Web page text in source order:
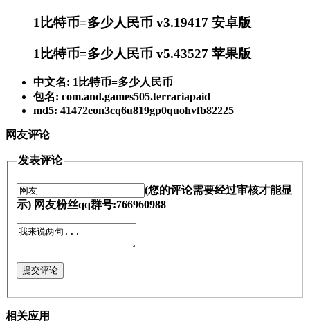
1比特币=多少人民币 v3.19417 安卓版
1比特币=多少人民币 v5.43527 苹果版
中文名: 1比特币=多少人民币
包名: com.and.games505.terrariapaid
md5: 41472eon3cq6u819gp0quohvfb82225
网友评论
发表评论
(您的评论需要经过审核才能显
示) 网友粉丝qq群号:766960988
提交评论
相关应用